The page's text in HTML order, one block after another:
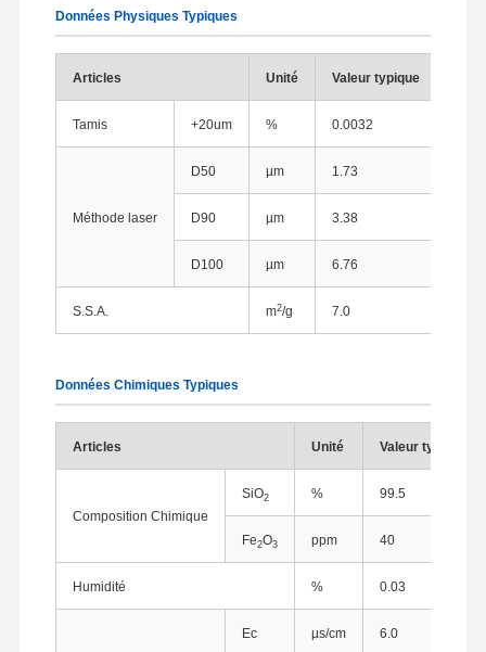
Données Physiques Typiques
Articles Unité Valeur typique
Tamis +20um % 0.0032
Méthode laser
D50 µm 1.73
D90 µm 3.38
D100 µm 6.76
S.S.A. m2/g 7.0
Données Chimiques Typiques
Articles Unité Valeur typique
Composition Chimique
SiO2 % 99.5
Fe2O3 ppm 40
Humidité % 0.03
Ec µs/cm 6.0